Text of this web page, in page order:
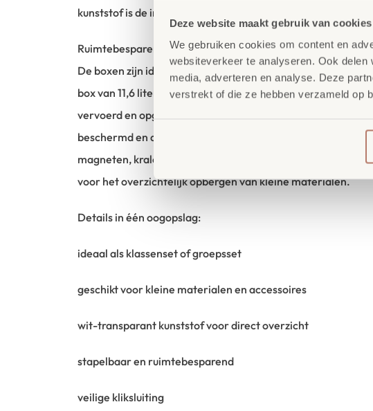
Deze website maakt gebruik van cookies
We gebruiken cookies om content en
websiteverkeer te analyseren. Ook
media, adverteren en analyse. Deze
verstrekt of die ze hebben verzameld op
kunststof is de inhoud snel zichtbaar.
Ruimtebesparend, stapelbaar en veelzijdig
De boxen zijn ideaal stapelbaar en nemen weinig ruimte in
box van 11,6 liter kunnen alle kleine boxen van elk 0,2 liter
vervoerd en opgeborgen. Dankzij de veilige kliksluiting blijft
beschermd en altijd binnen handbereik. Of het nu gaat om
magneten, kralen, speelstenen of knutselmateriaal – deze
voor het overzichtelijk opbergen van kleine materialen.
Details in één oogopslag:
ideaal als klassenset of groepsset
geschikt voor kleine materialen en accessoires
wit-transparant kunststof voor direct overzicht
stapelbaar en ruimtebesparend
veilige kliksluiting